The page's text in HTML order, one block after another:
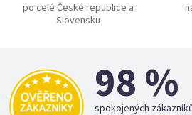
po celé České republice a
Slovensku
98 %
spokojených